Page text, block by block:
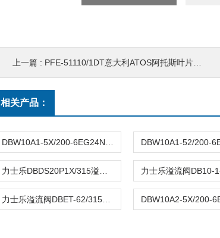
上一篇 : PFE-51110/1DT意大利ATOS阿托斯叶片泵现货代理
相关产品：